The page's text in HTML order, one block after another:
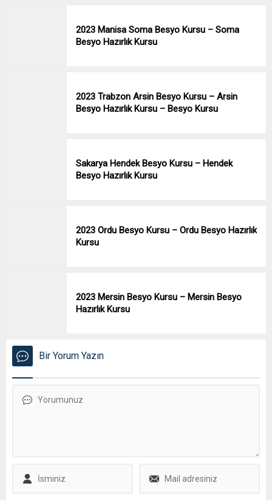
2023 Manisa Soma Besyo Kursu – Soma
Besyo Hazırlık Kursu
2023 Trabzon Arsin Besyo Kursu – Arsin
Besyo Hazırlık Kursu – Besyo Kursu
Sakarya Hendek Besyo Kursu – Hendek
Besyo Hazırlık Kursu
2023 Ordu Besyo Kursu – Ordu Besyo Hazırlık
Kursu
2023 Mersin Besyo Kursu – Mersin Besyo
Hazırlık Kursu
Bir Yorum Yazın